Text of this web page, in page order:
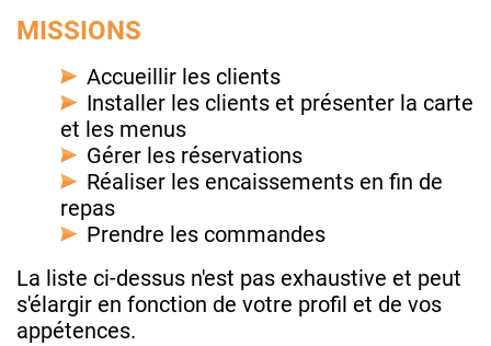
MISSIONS
Accueillir les clients
Installer les clients et présenter la carte
et les menus
Gérer les réservations
Réaliser les encaissements en fin de
repas
Prendre les commandes
La liste ci-dessus n'est pas exhaustive et peut
s'élargir en fonction de votre profil et de vos
appétences.